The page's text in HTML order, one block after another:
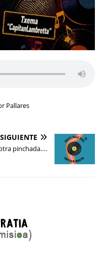
Pallares
SIGUIENTE
pinchada….